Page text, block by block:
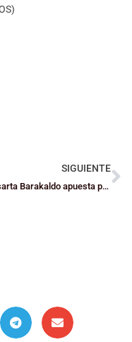
SIGUIENTE
El Ausarta Barakaldo apuesta por la inclusión en este 2025